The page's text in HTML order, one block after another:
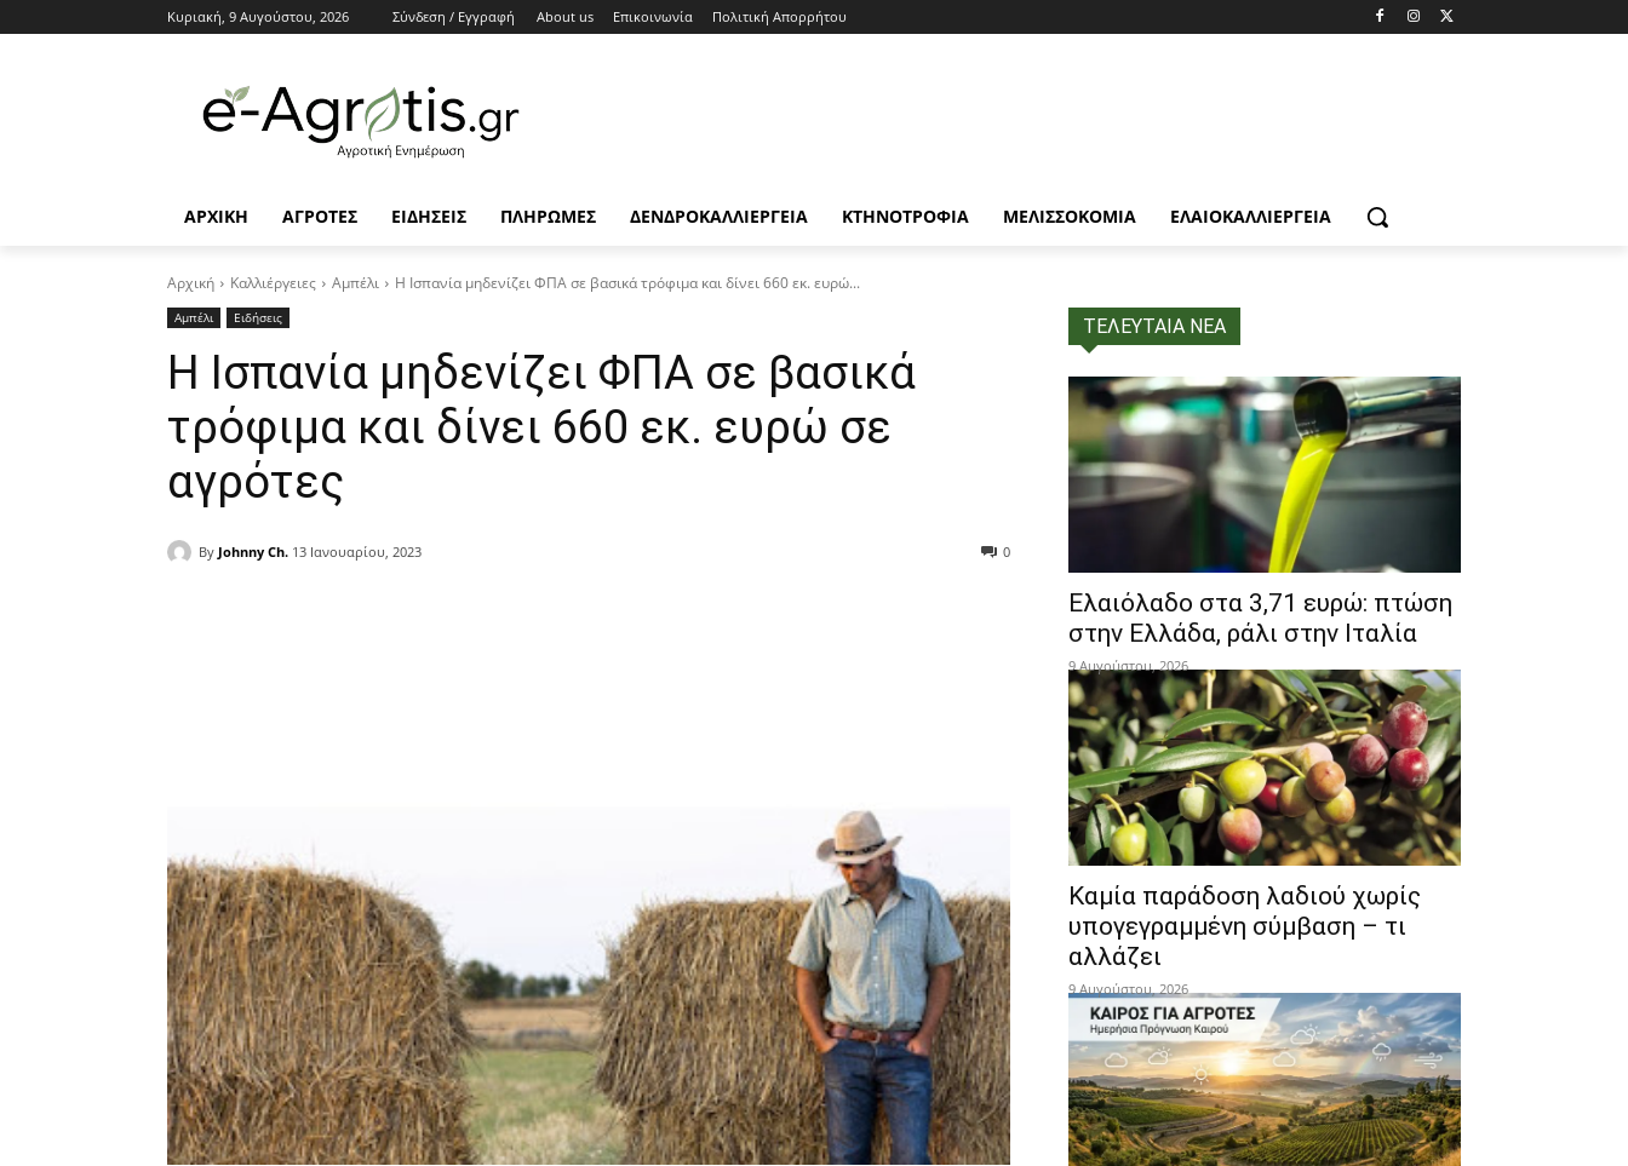
Κυριακή, 9 Αυγούστου, 2026 Σύνδεση / Εγγραφή About us Επικοινωνία Πολιτική Απορρήτου
ΑΡΧΙΚΗ AΓΡΟΤΕΣ ΕΙΔΗΣΕΙΣ ΠΛΗΡΩΜΕΣ ΔΕΝΔΡΟΚΑΛΛΙΕΡΓΕΙΑ ΚΤΗΝΟΤΡΟΦΙΑ ΜΕΛΙΣΣΟΚΟΜΙΑ ΕΛΑΙΟΚΑΛΛΙΈΡΓΕΙΑ
Αρχική Καλλιέργειες Αμπέλι Η Ισπανία μηδενίζει ΦΠΑ σε βασικά τρόφιμα και δίνει 660 εκ. ευρώ...
Αμπέλι Ειδήσεις
Η Ισπανία μηδενίζει ΦΠΑ σε βασικά
τρόφιμα και δίνει 660 εκ. ευρώ σε
αγρότες
By Johnny Ch. 13 Ιανουαρίου, 2023 0
ΤΕΛΕΥΤΑΙΑ ΝΕΑ
Ελαιόλαδο στα 3,71 ευρώ: πτώση
στην Ελλάδα, ράλι στην Ιταλία
9 Αυγούστου, 2026
Καμία παράδοση λαδιού χωρίς
υπογεγραμμένη σύμβαση – τι
αλλάζει
9 Αυγούστου, 2026